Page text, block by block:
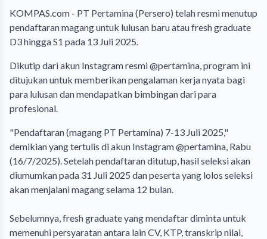
KOMPAS.com - PT Pertamina (Persero) telah resmi menutup
pendaftaran magang untuk lulusan baru atau fresh graduate
D3 hingga S1 pada 13 Juli 2025.
Dikutip dari akun Instagram resmi @pertamina, program ini
ditujukan untuk memberikan pengalaman kerja nyata bagi
para lulusan dan mendapatkan bimbingan dari para
profesional.
"Pendaftaran (magang PT Pertamina) 7-13 Juli 2025,"
demikian yang tertulis di akun Instagram @pertamina, Rabu
(16/7/2025). Setelah pendaftaran ditutup, hasil seleksi akan
diumumkan pada 31 Juli 2025 dan peserta yang lolos seleksi
akan menjalani magang selama 12 bulan.
Sebelumnya, fresh graduate yang mendaftar diminta untuk
memenuhi persyaratan antara lain CV, KTP, transkrip nilai,